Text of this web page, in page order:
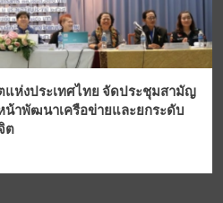
แห่งประเทศไทย จัดประชุมสามัญ
หน้าพัฒนาเครือข่ายและยกระดับ
ต